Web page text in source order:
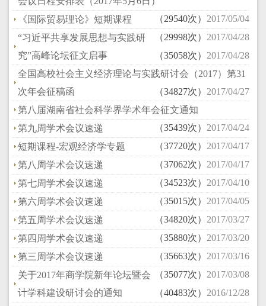
（29540次） 2017/05/04
《国际贸易理论》短期课程
（29998次） 2017/04/28
“习近平共享发展思想与实践研
究”高峰论坛征文启事
（35058次） 2017/04/28
全国高校社会主义经济理论与实践研讨会（2017）第31
次年会征稿函
（34827次） 2017/04/27
第八届湖南省社会科学界学术年会征文通知
（35439次） 2017/04/24
第九周学术会议速递
（37720次） 2017/04/17
短期课程-宏观经济学专题
（37062次） 2017/04/17
第八周学术会议速递
（34523次） 2017/04/10
第七周学术会议速递
（35015次） 2017/04/05
第六周学术会议速递
（34820次） 2017/03/27
第五周学术会议速递
（35880次） 2017/03/20
第四周学术会议速递
（35663次） 2017/03/16
第三周学术会议速递
（35077次） 2017/03/08
关于2017年商学院新年论坛暨会
计学科建设研讨会的通知
（40483次） 2016/12/28